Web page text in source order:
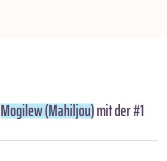
Mogilew (Mahiljou)mit der #1